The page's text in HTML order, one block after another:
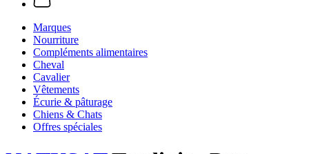
Marques
Nourriture
Compléments alimentaires
Cheval
Cavalier
Vêtements
Écurie & pâturage
Chiens & Chats
Offres spéciales